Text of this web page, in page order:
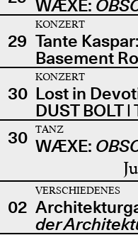
WÆXE:
29
KONZERT
Tante
Basement
30
KONZERT
Lost in
DUST BOLT
30
TANZ
WÆXE:
02
VERSCHIEDENES
der